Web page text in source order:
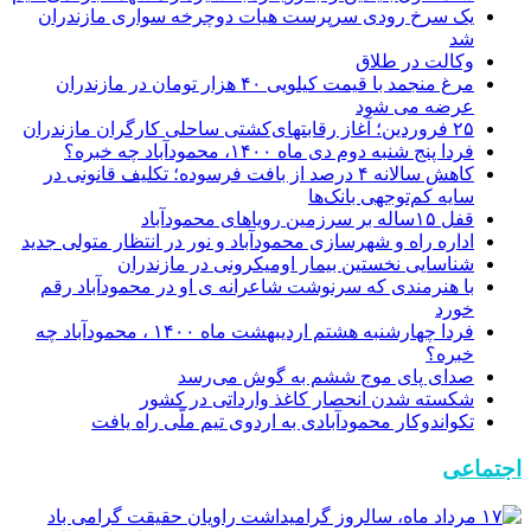
یک سرخ رودی سرپرست هیات دوچرخه سواری مازندران
شد
وکالت در طلاق
مرغ منجمد با قیمت کیلویی ۴۰ هزار تومان در مازندران
عرضه می شود
‎۲۵ فروردین؛ آغاز رقابتهای‌کشتی ساحلی کارگران مازندران
فردا پنج شنبه دوم دی ماه ۱۴۰۰، محمودآباد چه خبره؟
کاهش سالانه ۴ درصد از بافت فرسوده؛ تکلیف قانونی در
سایه کم‌توجهی بانک‌ها
قفل ۱۵ساله بر سرزمین رویاهای محمودآباد
اداره راه و شهرسازی محمودآباد و نور در انتظار متولی جدید
شناسایی نخستین بیمار اومیکرونی در مازندران
با هنرمندی که سرنوشت شاعرانه ی او در محمودآباد رقم
خورد
فردا چهارشنبه هشتم اردیبهشت ماه ۱۴۰۰ ، محمودآباد چه
خبره؟
صدای پای موج ششم به گوش می‌رسد
شکسته شدن انحصار کاغذ وارداتی در کشور
تکواندوکار محمودآبادی به اردوی تیم ملّی راه یافت
اجتماعی